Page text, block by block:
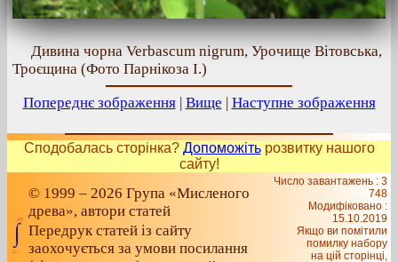
Дивина чорна Verbascum nigrum, Урочище Вітовська,
Троєщина (Фото Парнікоза І.)
Попереднє зображення| Вище | Наступне зображення
Сподобалась сторінка? Допоможітьрозвитку нашого
сайту!
© 1999 – 2026 Група «Мисленого
древа», автори статей
Передрук статей із сайту
заохочується за умови посилання
Число завантажень : 3
748
Модифіковано :
15.10.2019
Якщо ви помітили
помилку набору
на цiй сторiнцi,